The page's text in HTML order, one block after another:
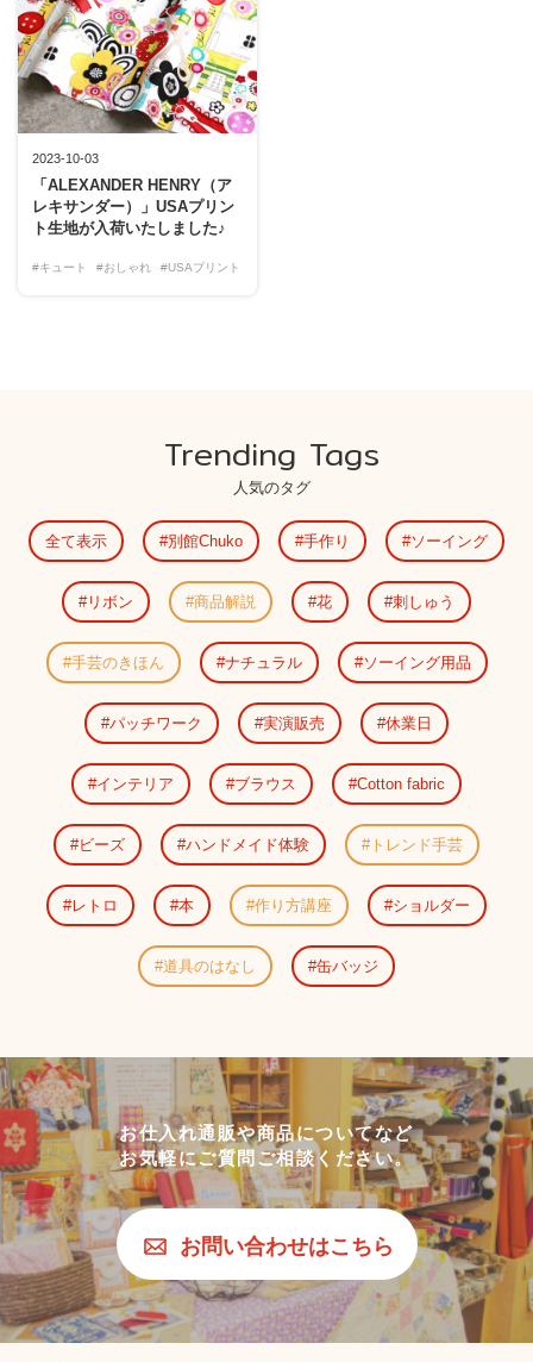
2023-10-03
「ALEXANDER HENRY（ア
レキサンダー）」USAプリン
ト生地が入荷いたしました♪
#キュート #おしゃれ #USAプリント
Trending Tags
人気のタグ
全て表示 別館Chuko 手作り ソーイング
リボン 商品解説 花 刺しゅう
手芸のきほん ナチュラル ソーイング用品
パッチワーク 実演販売 休業日
インテリア ブラウス Cotton fabric
ビーズ ハンドメイド体験 トレンド手芸
レトロ 本 作り方講座 ショルダー
道具のはなし 缶バッジ
お仕入れ通販や商品についてなど
お気軽にご質問ご相談ください。
お問い合わせはこちら